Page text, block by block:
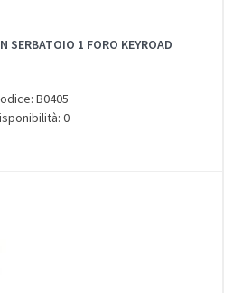
SERBATOIO 1 FORO KEYROAD
B0405
0